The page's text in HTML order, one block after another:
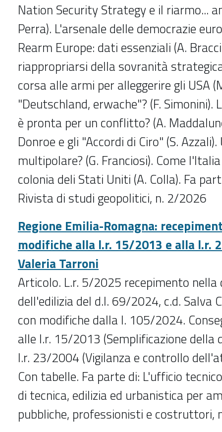
Nation Security Strategy e il riarmo...
Perra). L'arsenale delle democrazie
Rearm Europe: dati essenziali (A.
riappropriarsi della sovranità
corsa alle armi per alleggerire gli USA
"Deutschland, erwache"? (F. Simonini).
è pronta per un conflitto? (A.
Donroe e gli "Accordi di Ciro" (S.
multipolare? (G. Franciosi). Come
colonia deli Stati Uniti (A. Colla). Fa
Rivista di studi geopolitici, n. 2/2026
Regione Emilia-Romagna:
modifiche alla l.r. 15/2013 e alla l.r.
Valeria Tarroni
Articolo. L.r. 5/2025 recepimento nella
dell'edilizia del d.l. 69/2024, c.d. Salva
con modifiche dalla l. 105/2024.
alle l.r. 15/2013 (Semplificazione della
l.r. 23/2004 (Vigilanza e controllo
Con tabelle. Fa parte di: L'ufficio
di tecnica, edilizia ed urbanistica per
pubbliche, professionisti e costruttori,